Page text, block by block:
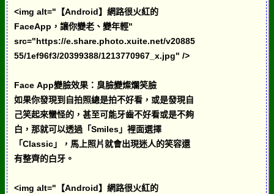
<img alt="【Android】網路很火紅的
FaceApp，讓你變老、變年輕"
src="https://e.share.photo.xuite.net/v20885
55/1ef96f3/20399388/1213770967_x.jpg" />
Face App變臉效果：臭臉變燦爛笑臉
如果你發現到自拍照總是拍不好看，或是發現自
己笑起來蠻怪的，甚至可能牙齒不好看或是不夠
白，那就可以透過「Smiles」裡面選擇
「Classic」，馬上照片就會出現迷人的笑容還
有整齊的白牙。
<img alt="【Android】網路很火紅的